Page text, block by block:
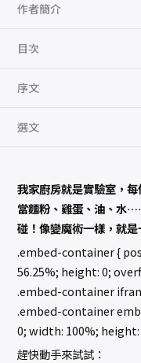
作者簡介
目次
序文
選文
我家廚房就是實驗室，
當麵粉、雞蛋、油、水
碰！像變魔術一樣，就
.embed-container {
56.25%; height: 0;
.embed-container
.embed-container
0; width: 100%; height:
趕快動手來試試：